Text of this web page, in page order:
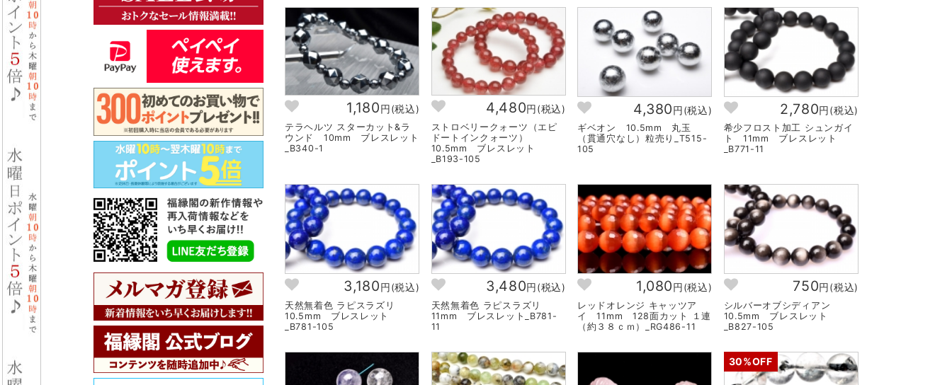
1,180円(税込)
テラヘルツ スターカット&ラ
ウンド 10mm ブレスレット
_B340-1
4,480円(税込)
ストロベリークォーツ（エピ
ドートインクォーツ）
10.5mm ブレスレット
_B193-105
4,380円(税込)
ギベオン 10.5mm 丸玉
（貫通穴なし）粒売り_T515-
105
2,780円(税込)
希少フロスト加工 シュンガイ
ト 11mm ブレスレット
_B771-11
3,180円(税込)
天然無着色 ラピスラズリ
10.5mm ブレスレット
_B781-105
3,480円(税込)
天然無着色 ラピスラズリ
11mm ブレスレット_B781-
11
1,080円(税込)
レッドオレンジ キャッツア
イ 11mm 128面カット １連
（約３８ｃｍ）_RG486-11
750円(税込)
シルバーオブシディアン
10.5mm ブレスレット
_B827-105
30%OFF